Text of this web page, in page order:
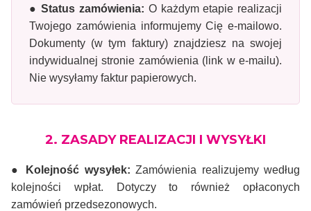
● Status zamówienia: O każdym etapie realizacji
Twojego zamówienia informujemy Cię e-mailowo.
Dokumenty (w tym faktury) znajdziesz na swojej
indywidualnej stronie zamówienia (link w e-mailu).
Nie wysyłamy faktur papierowych.
2. ZASADY REALIZACJI I WYSYŁKI
● Kolejność wysyłek: Zamówienia realizujemy według
kolejności wpłat. Dotyczy to również opłaconych
zamówień przedsezonowych.